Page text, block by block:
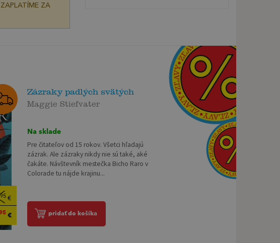
ZA
€
€
Zázraky padlých svätých
Maggie Stiefvater
Na sklade
Pre čitateľov od 15 rokov. Všetci hľadajú
zázrak. Ale zázraky nikdy nie sú také, aké
čakáte. Návštevník mestečka Bicho Raro v
Colorade tu nájde krajinu...
pridať do košíka